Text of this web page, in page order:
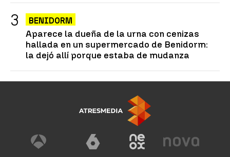
BENIDORM
Aparece la dueña de la urna con cenizas
hallada en un supermercado de Benidorm:
la dejó allí porque estaba de mudanza